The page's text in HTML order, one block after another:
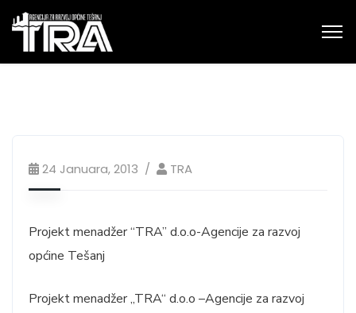
24 Januara, 2013 TRA
Projekt menadžer “TRA” d.o.o-Agencije za razvoj
općine Tešanj
Projekt menadžer „TRA“ d.o.o –Agencije za razvoj